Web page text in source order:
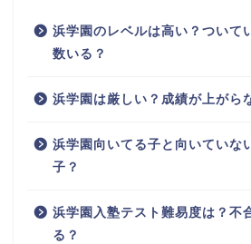
浜学園のレベルは高い？ついて
数いる？
浜学園は厳しい？成績が上がら
浜学園向いてる子と向いていな
子？
浜学園入塾テスト難易度は？不
る？